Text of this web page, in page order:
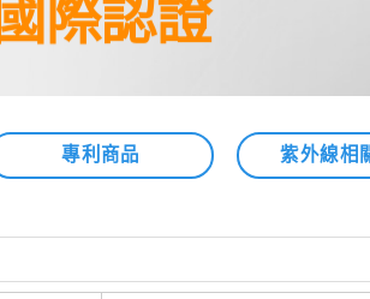
國際認證
專利商品 紫外線相